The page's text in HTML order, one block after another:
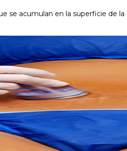
se acumulan en la superficie de